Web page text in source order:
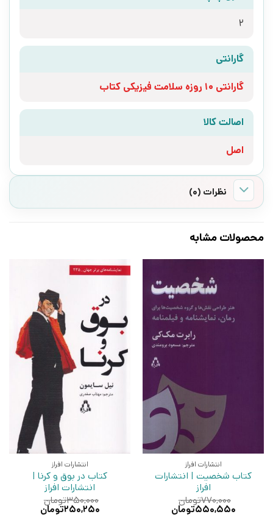
2
گارانتی
گارانتی 10 روزه سلامت فیزیکی کتاب
اصالت کالا
اصل
نظرات (0)
محصولات مشابه
انتشارات افراز
کتاب شخصیت | انتشارات
افراز
۷۷۰,۰۰۰تومان
قیمت
۵۵۰,۵۵۰تومان
انتشارات افراز
کتاب در بوق و کرنا |
انتشارات افراز
۳۵۰,۰۰۰تومان
قیمت
۲۵۰,۲۵۰تومان